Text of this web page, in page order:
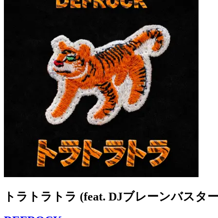
トラトラトラ (feat. DJブレーンバスタ